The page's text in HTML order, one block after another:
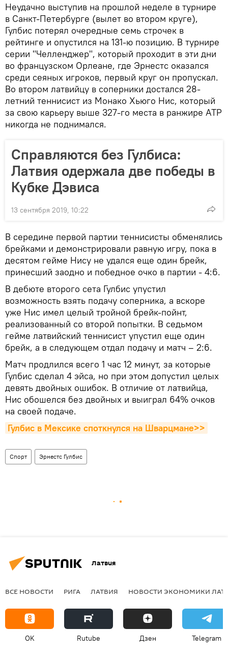
Неудачно выступив на прошлой неделе в турнире
в Санкт-Петербурге (вылет во втором круге),
Гулбис потерял очередные семь строчек в
рейтинге и опустился на 131-ю позицию. В турнире
серии "Челленджер", который проходит в эти дни
во французском Орлеане, где Эрнестс оказался
среди сеяных игроков, первый круг он пропускал.
Во втором латвийцу в соперники достался 28-
летний теннисист из Монако Хьюго Нис, который
за свою карьеру выше 327-го места в ранжире АТР
никогда не поднимался.
Справляются без Гулбиса:
Латвия одержала две победы в
Кубке Дэвиса
13 сентября 2019, 10:22
В середине первой партии теннисисты обменялись
брейками и демонстрировали равную игру, пока в
десятом гейме Нису не удался еще один брейк,
принесший заодно и победное очко в партии - 4:6.
В дебюте второго сета Гулбис упустил
возможность взять подачу соперника, а вскоре
уже Нис имел целый тройной брейк-пойнт,
реализованный со второй попытки. В седьмом
гейме латвийский теннисист упустил еще один
брейк, а в следующем отдал подачу и матч – 2:6.
Матч продлился всего 1 час 12 минут, за которые
Гулбис сделал 4 эйса, но при этом допустил целых
девять двойных ошибок. В отличие от латвийца,
Нис обошелся без двойных и выиграл 64% очков
на своей подаче.
Гулбис в Мексике споткнулся на Шварцмане>>
Спорт Эрнестс Гулбис
Латвия
ВСЕ НОВОСТИ РИГА ЛАТВИЯ НОВОСТИ ЭКОНОМИКИ
OK Rutube Дзен Telegram